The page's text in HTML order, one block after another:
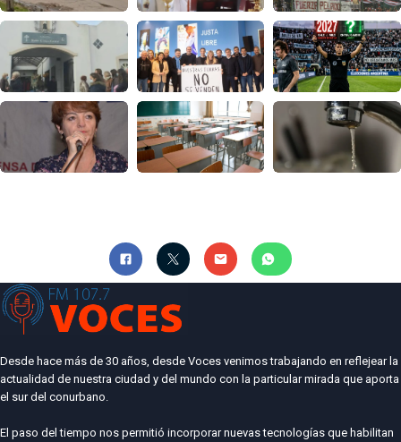
Desde hace más de 30 años, desde Voces venimos trabajando en reflejear la
actualidad de nuestra ciudad y del mundo con la particular mirada que aporta
el sur del conurbano.
El paso del tiempo nos permitió incorporar nuevas tecnologías que habilitan